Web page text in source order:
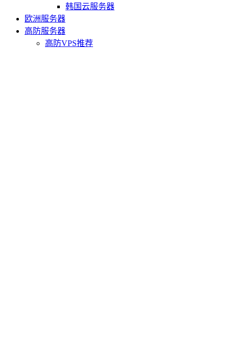
韩国云服务器
欧洲服务器
高防服务器
高防VPS推荐